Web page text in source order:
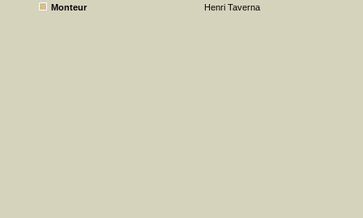
Monteur
Henri Taverna